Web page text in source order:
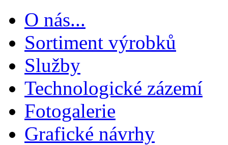
O nás...
Sortiment výrobků
Služby
Technologické zázemí
Fotogalerie
Grafické návrhy